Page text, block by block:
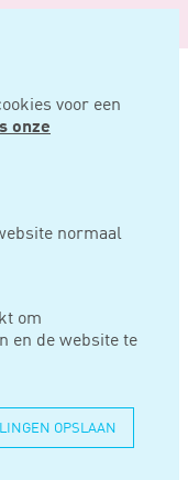
voor een
onze
normaal
om
en de website te
OPSLAAN